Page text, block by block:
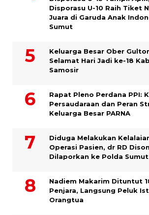
Disporasu U-10 Raih Tiket
Juara di Garuda Anak
Sumut
Keluarga Besar Ober
Selamat Hari Jadi ke-18
Samosir
Rapat Pleno Perdana PPI:
Persaudaraan dan Peran
Keluarga Besar PARNA
Diduga Melakukan
Operasi Pasien, dr RD
Dilaporkan ke Polda Sumut
​Nadiem Makarim Dituntut
Penjara, Langsung Peluk
Orangtua